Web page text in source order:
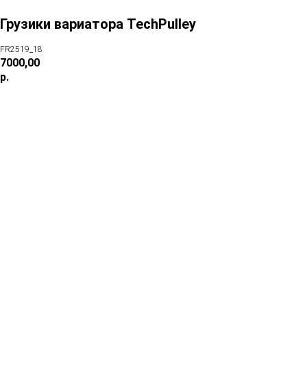
Грузики вариатора TechPulley
FR2519_18
7000,00
р.